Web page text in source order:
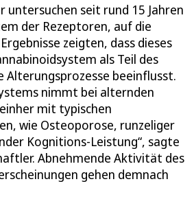
untersuchen seit rund 15 Jahren
der Rezeptoren, auf die
zeigten, dass dieses
als Teil des
Alterungsprozesse beeinflusst.
nimmt bei alternden
mit typischen
wie Osteoporose, runzeliger
Kognitions-Leistung“, sagte
Abnehmende Aktivität des
gehen demnach